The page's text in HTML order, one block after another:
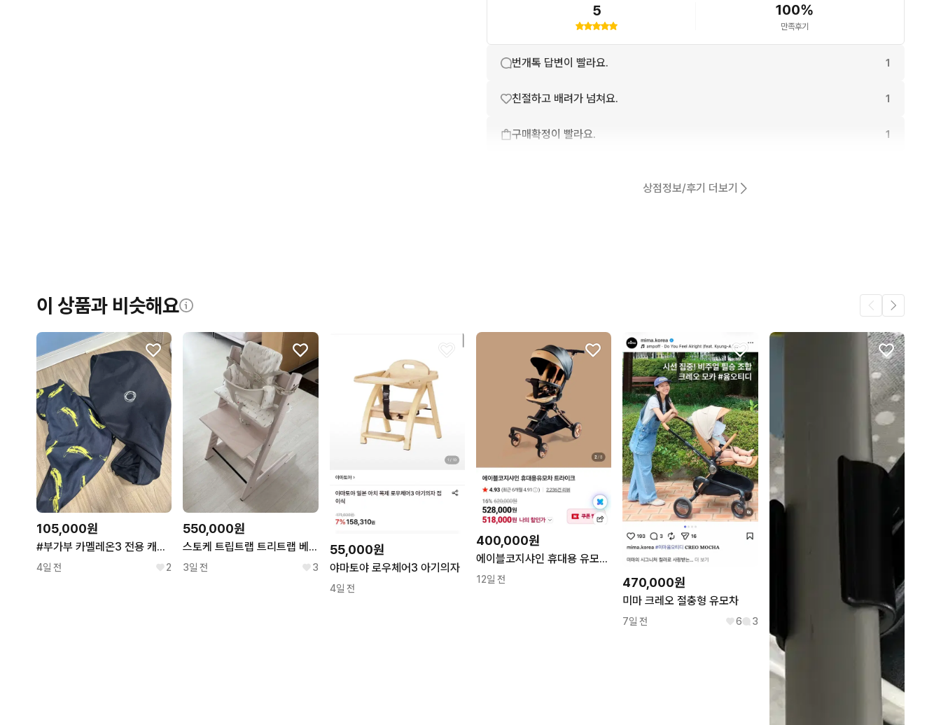
5 100%
만족후기
번개톡 답변이 빨라요. 1
친절하고 배려가 넘쳐요. 1
구매확정이 빨라요. 1
상점정보/후기 더보기
이 상품과 비슷해요
105,000원
#부가부 카멜레온3 전용 캐노피 앤디워홀+기본블랙#
4일 전 2
550,000원
스토케 트립트랩 트리트랩 베이비 세트 의자 쿠션 일괄
3일 전 3
55,000원
야마토야 로우체어3 아기의자
4일 전
400,000원
에이블코지샤인 휴대용 유모차 트라이크 카푸치노 블랙 미개봉새상품
12일 전 470,000원
미마 크레오 절충형 유모차
7일 전 6 3